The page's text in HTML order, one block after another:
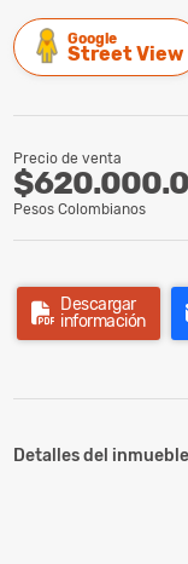
Google
Street View
Precio de venta
Pesos Colombianos
Descargar
información
Detalles del